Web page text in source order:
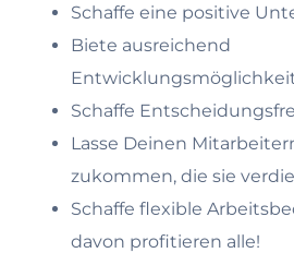
Schaffe eine positive
Biete ausreichend
Schaffe
Lasse Deinen
zukommen, die sie
Schaffe flexible
davon profitieren alle!